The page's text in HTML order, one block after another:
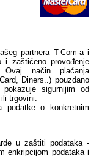
partnera T-Com-a i
i zaštićeno provođenje
Ovaj način plaćanja
Diners..) pouzdano
sigurnijim od
trgovini.
podatke o konkretnim
u zaštiti podataka -
enkripcijom podataka i